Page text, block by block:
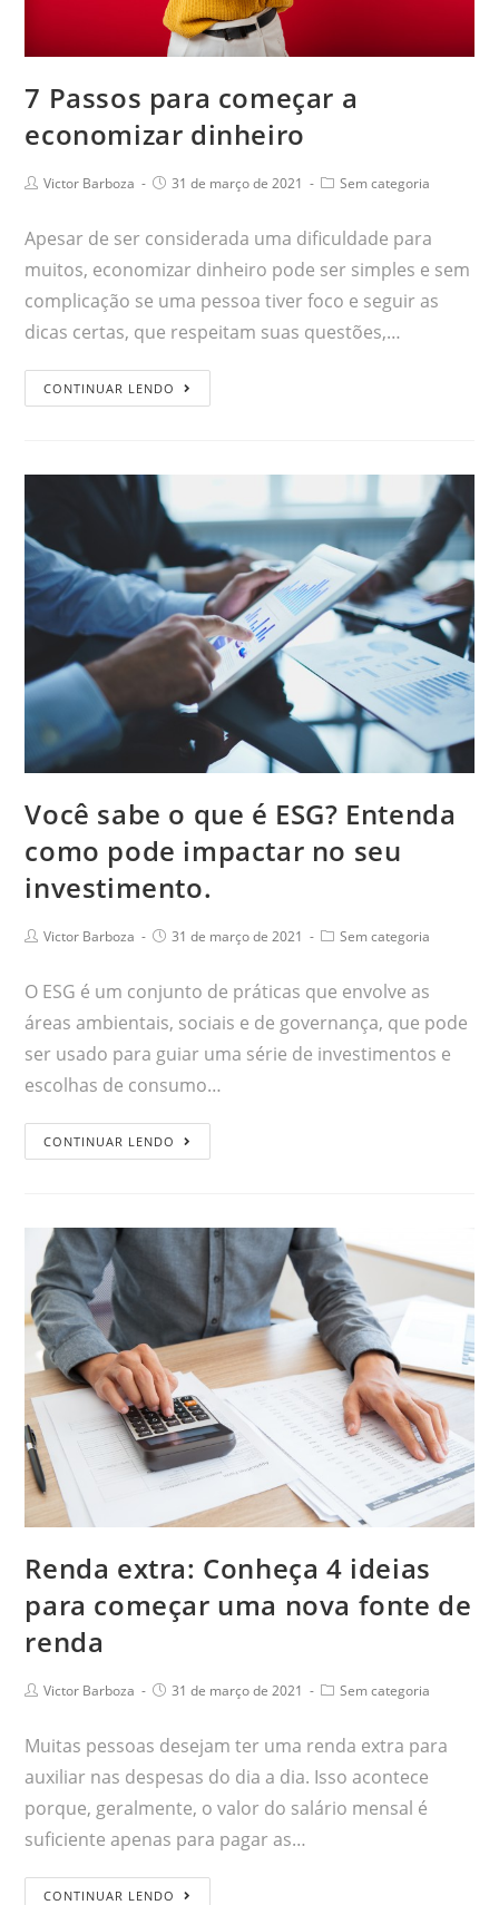
7 Passos para começar a
economizar dinheiro
Victor Barboza 31 de março de 2021 Sem categoria
Apesar de ser considerada uma dificuldade para
muitos, economizar dinheiro pode ser simples e sem
complicação se uma pessoa tiver foco e seguir as
dicas certas, que respeitam suas questões,…
CONTINUAR LENDO
Você sabe o que é ESG? Entenda
como pode impactar no seu
investimento.
Victor Barboza 31 de março de 2021 Sem categoria
O ESG é um conjunto de práticas que envolve as
áreas ambientais, sociais e de governança, que pode
ser usado para guiar uma série de investimentos e
escolhas de consumo…
CONTINUAR LENDO
Renda extra: Conheça 4 ideias
para começar uma nova fonte de
renda
Victor Barboza 31 de março de 2021 Sem categoria
Muitas pessoas desejam ter uma renda extra para
auxiliar nas despesas do dia a dia. Isso acontece
porque, geralmente, o valor do salário mensal é
suficiente apenas para pagar as…
CONTINUAR LENDO